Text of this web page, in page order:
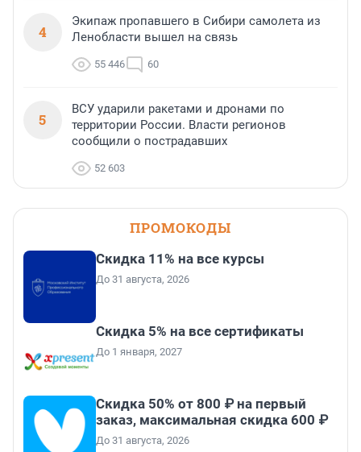
4
Экипаж пропавшего в Сибири самолета из
Ленобласти вышел на связь
55 446 60
5
ВСУ ударили ракетами и дронами по
территории России. Власти регионов
сообщили о пострадавших
52 603
ПРОМОКОДЫ
Скидка 11% на все курсы
До 31 августа, 2026
Скидка 5% на все сертификаты
До 1 января, 2027
Скидка 50% от 800 ₽ на первый
заказ, максимальная скидка 600 ₽
До 31 августа, 2026